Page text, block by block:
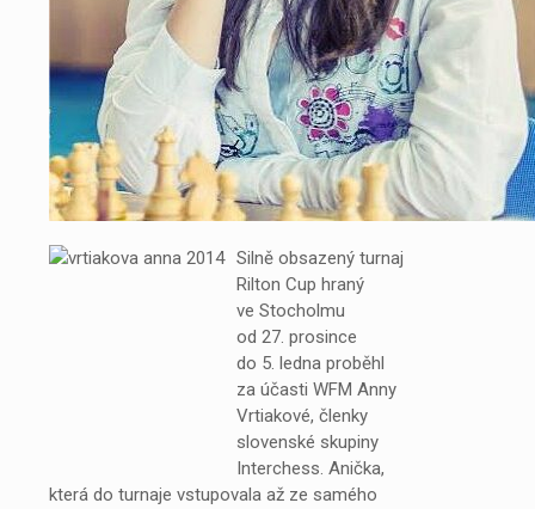
Silně obsazený turnaj
Rilton Cup hraný
ve Stocholmu
od 27. prosince
do 5. ledna proběhl
za účasti WFM Anny
Vrtiakové, členky
slovenské skupiny
Interchess. Anička,
která do turnaje vstupovala až ze samého